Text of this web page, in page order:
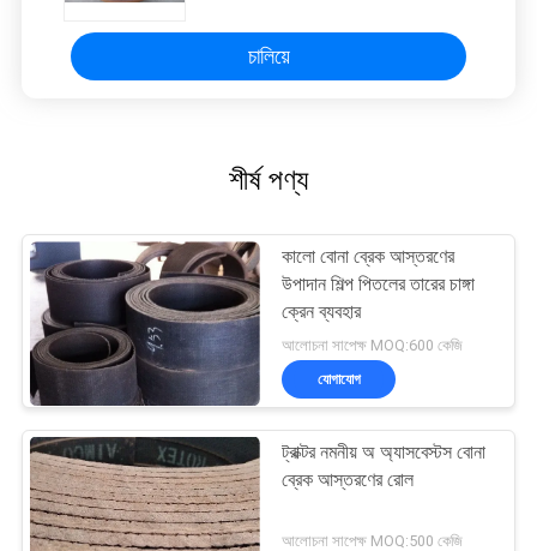
চালিয়ে
শীর্ষ পণ্য
কালো বোনা ব্রেক আস্তরণের
উপাদান শিল্প পিতলের তারের চাঙ্গা
ক্রেন ব্যবহার
আলোচনা সাপেক্ষ MOQ:600 কেজি
যোগাযোগ
ট্রাক্টর নমনীয় অ অ্যাসবেস্টস বোনা
ব্রেক আস্তরণের রোল
আলোচনা সাপেক্ষ MOQ:500 কেজি